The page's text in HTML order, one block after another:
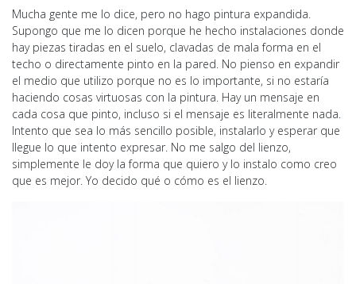
Mucha gente me lo dice, pero no hago pintura expandida.
Supongo que me lo dicen porque he hecho instalaciones donde
hay piezas tiradas en el suelo, clavadas de mala forma en el
techo o directamente pinto en la pared. No pienso en expandir
el medio que utilizo porque no es lo importante, si no estaría
haciendo cosas virtuosas con la pintura. Hay un mensaje en
cada cosa que pinto, incluso si el mensaje es literalmente nada.
Intento que sea lo más sencillo posible, instalarlo y esperar que
llegue lo que intento expresar. No me salgo del lienzo,
simplemente le doy la forma que quiero y lo instalo como creo
que es mejor. Yo decido qué o cómo es el lienzo.